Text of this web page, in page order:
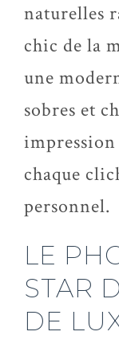
naturelles
chic de la
une
sobres et
chaque
personnel.
LE
STAR
DE